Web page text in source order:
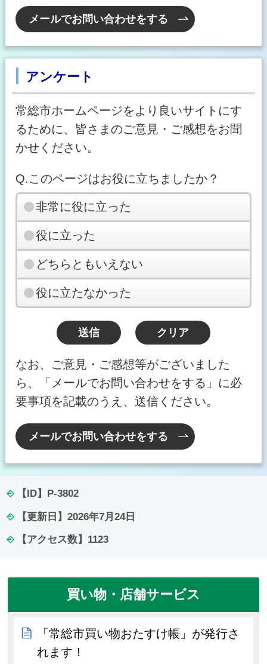
メールでお問い合わせをする
アンケート
常総市ホームページをより良いサイトにす
るために、皆さまのご意見・ご感想をお聞
かせください。
Q.このページはお役に立ちましたか？
非常に役に立った
役に立った
どちらともいえない
役に立たなかった
なお、ご意見・ご感想等がございました
ら、「メールでお問い合わせをする」に必
要事項を記載のうえ、送信ください。
メールでお問い合わせをする
【ID】 P-3802
【更新日】 2026年7月24日
【アクセス数】 1123
買い物・店舗サービス
「常総市買い物おたすけ帳」が発行さ
れます！